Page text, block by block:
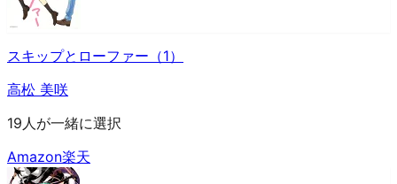
スキップとローファー（1）
高松 美咲
19人が一緒に選択
Amazon楽天